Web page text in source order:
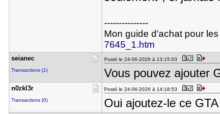
---------------
Mon guide d'achat pour
7645_1.htm
seianec
Transactions (1)
Posté le 24-06-2026 à 13:15:03
Vous pouvez ajouter
n0zkl3r
Transactions (0)
Posté le 24-06-2026 à 14:18:53
Oui ajoutez-le ce